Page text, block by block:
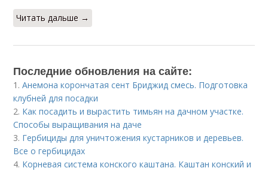
Читать дальше →
Последние обновления на сайте:
1.Анемона корончатая сент Бриджид смесь. Подготовка
клубней для посадки
2. Как посадить и вырастить тимьян на дачном участке.
Способы выращивания на даче
3. Гербициды для уничтожения кустарников и деревьев.
Все о гербицидах
4. Корневая система конского каштана. Каштан конский и